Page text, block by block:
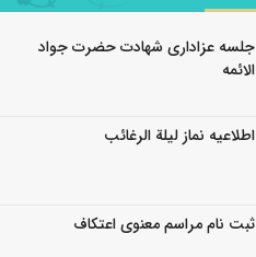
جلسه عزاداری شهادت حضرت جواد
الائمه
اطلاعیه نماز لیلة الرغائب
ثبت نام مراسم معنوی اعتکاف